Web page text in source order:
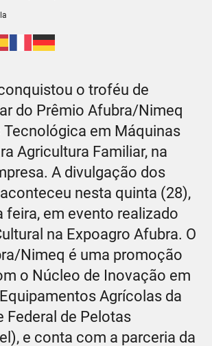
o troféu de
do Prêmio Afubra/Nimeq
Tecnológica em Máquinas
Agricultura Familiar, na
A divulgação dos
nesta quinta (28),
feira, em evento realizado
na Expoagro Afubra. O
Nimeq é uma promoção
o Núcleo de Inovação em
Agrícolas da
Federal de Pelotas
e conta com a parceria da